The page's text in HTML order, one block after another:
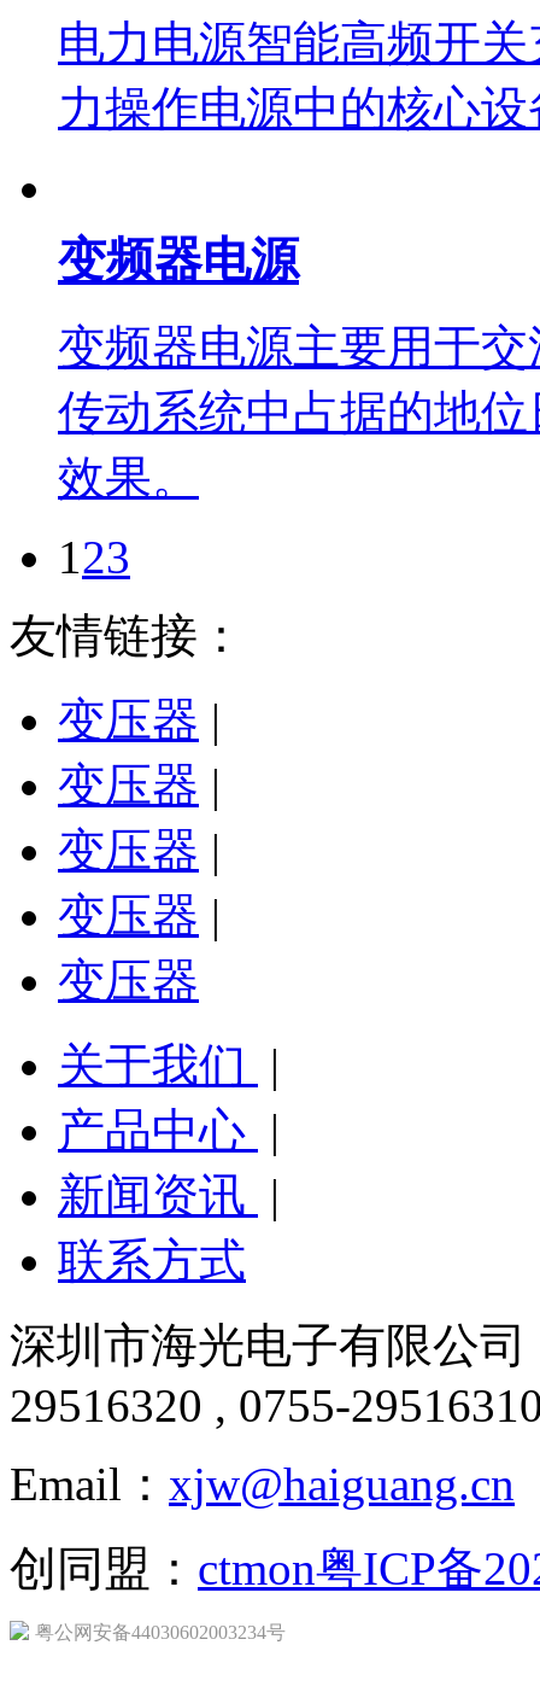
电力电源智能高频开
力操作电源中的核心设
变频器电源
变频器电源主要用于
传动系统中占据的地
效果。
123
友情链接：
变压器 |
变压器 |
变压器 |
变压器 |
变压器
关于我们
|
产品中心 |
新闻资讯 |
联系方式
深圳市海光电子有限公
29516320 , 0755-
Email： xjw@haiguang.cn
创同盟： ctmon粤ICP备
粤公网安备44030602003234号